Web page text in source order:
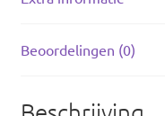
Beoordelingen (0)